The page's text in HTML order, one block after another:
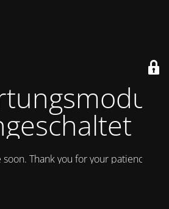
Thank you for your patience!